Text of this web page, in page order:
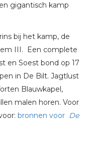
gigantisch kamp
bij het kamp, de
III. Een complete
en Soest bond op 17
in De Bilt. Jagtlust
Blauwkapel,
malen horen. Voor
bronnen voor De